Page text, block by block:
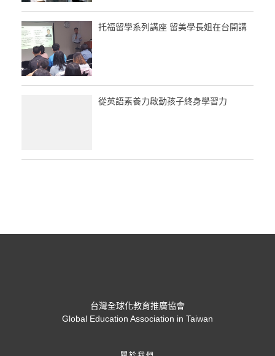
托福留學系列講座 留美學長姐在台開講
從英語素養力啟動孩子終身學習力
台灣全球化教育推廣協會
Global Education Association in Taiwan